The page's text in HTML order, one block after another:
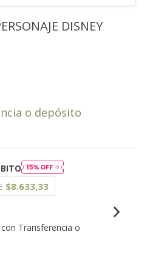
DISNEY
o depósito
$8.633,33
Transferencia o